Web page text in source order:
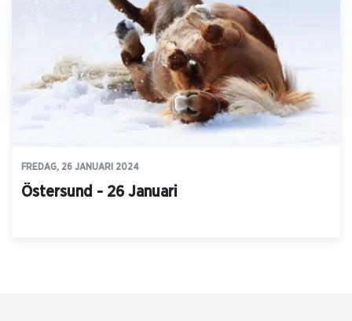
FREDAG, 26 JANUARI 2024
Östersund - 26 Januari